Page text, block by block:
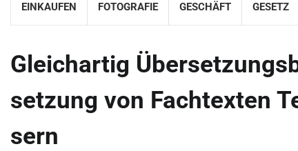
EINKAUFEN FOTOGRAFIE GESCHÄFT GESETZ
Gleichartig
setzung von Fachtexten
sern